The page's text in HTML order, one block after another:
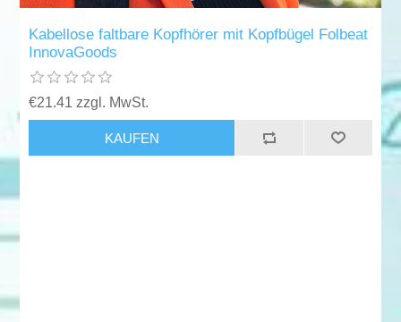
Kabellose faltbare Kopfhörer mit Kopfbügel Folbeat
InnovaGoods
€21.41 zzgl. MwSt.
KAUFEN